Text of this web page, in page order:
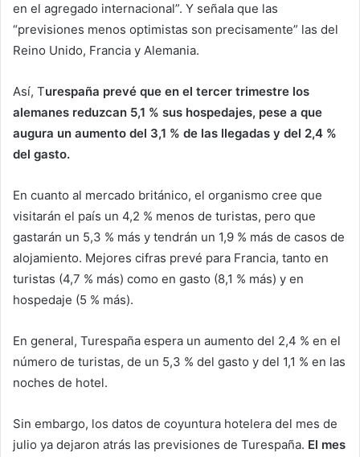
en el agregado internacional”. Y señala que las
“previsiones menos optimistas son precisamente” las del
Reino Unido, Francia y Alemania.
Así, Turespaña prevé que en el tercer trimestre los
alemanes reduzcan 5,1 % sus hospedajes, pese a que
augura un aumento del 3,1 % de las llegadas y del 2,4 %
del gasto.
En cuanto al mercado británico, el organismo cree que
visitarán el país un 4,2 % menos de turistas, pero que
gastarán un 5,3 % más y tendrán un 1,9 % más de casos de
alojamiento. Mejores cifras prevé para Francia, tanto en
turistas (4,7 % más) como en gasto (8,1 % más) y en
hospedaje (5 % más).
En general, Turespaña espera un aumento del 2,4 % en el
número de turistas, de un 5,3 % del gasto y del 1,1 % en las
noches de hotel.
Sin embargo, los datos de coyuntura hotelera del mes de
julio ya dejaron atrás las previsiones de Turespaña. El mes